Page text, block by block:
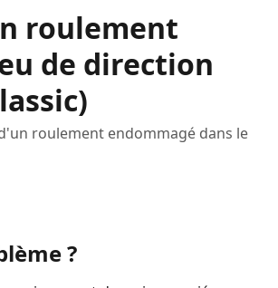
roulement
de direction
roulement endommagé dans le
?